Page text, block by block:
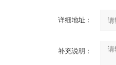
详细地址：
补充说明：